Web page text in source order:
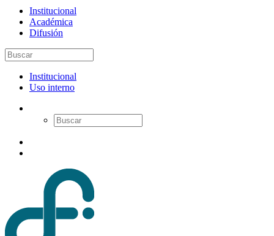
Institucional
Académica
Difusión
Institucional
Uso interno